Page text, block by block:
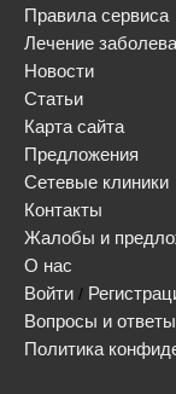
Правила сервиса
Лечение
Новости
Статьи
Карта сайта
Предложения
Сетевые клиники
Контакты
Жалобы и
О нас
Войти /
Вопросы и ответы
Политика